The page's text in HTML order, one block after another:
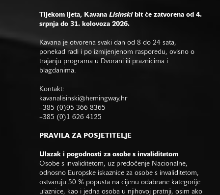
Tijekom ljeta, Kavana Lisinskibit će zatvorena od 4.
srpnja do 31. kolovoza 2026.
Kavana je otvorena svaki dan od 8 do 24 sata,
ponekad radi i po izmijenjenom rasporedu, ovisno o
trajanju programa u Dvorani ili praznicima i
blagdanima.
Kontakt:
kavanalisinski@hemingway.hr
+385 (0)95 366 8365
+385 (0)1 626 4125
PRAVILA ZA POSJETITELJE
Ulazak i pogodnosti za osobe s invaliditetom
Osobe s invaliditetom, uz predočenje Nacionalne,
odnosno Europske iskaznice za osobe s invaliditetom,
ostvaruju 50 % popusta na cijenu odabrane kategorije
ulaznice, kao i jedna osoba u njihovoj pratnji, osim ako